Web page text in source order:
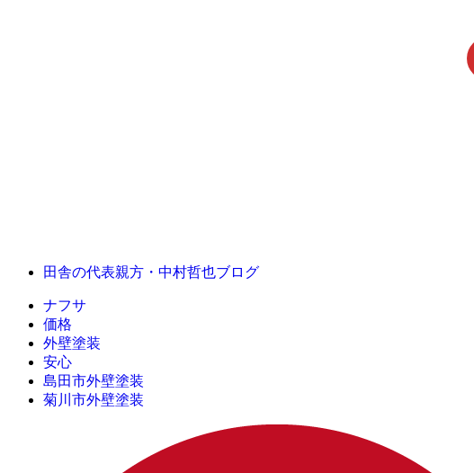
田舎の代表親方・中村哲也ブログ
ナフサ
価格
外壁塗装
安心
島田市外壁塗装
菊川市外壁塗装